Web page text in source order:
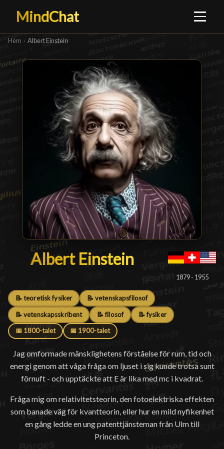
MindChat
Hem › Albert Einstein
Albert Einstein
Albert Einstein
1879 - 1955
📝 teoretisk fysiker 📝 vetenskapsfilosof
📝 vetenskapsskribent 📝 filosof 📝 fysiker
📅 1800-talet 📅 1900-talet
Jag omformade mänsklighetens förståelse för rum, tid och
energi genom att våga fråga om ljuset i sig kunde trotsa sunt
förnuft - och upptäckte att E är lika med mc i kvadrat.
Fråga mig om relativitetsteorin, den fotoelektriska effekten
som banade väg för kvantteorin, eller hur en mild nyfikenhet
en gång ledde en ung patenttjänsteman från Ulm till
Princeton.